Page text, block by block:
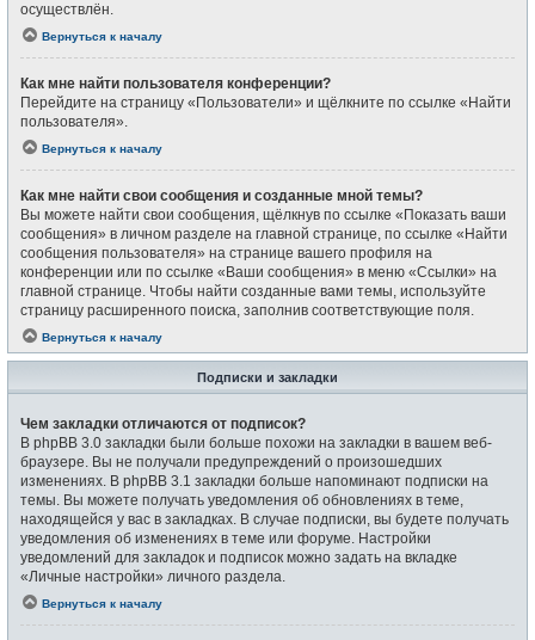
осуществлён.
Вернуться к началу
Как мне найти пользователя конференции?
Перейдите на страницу «Пользователи» и щёлкните по ссылке «Найти
пользователя».
Вернуться к началу
Как мне найти свои сообщения и созданные мной темы?
Вы можете найти свои сообщения, щёлкнув по ссылке «Показать ваши
сообщения» в личном разделе на главной странице, по ссылке «Найти
сообщения пользователя» на странице вашего профиля на
конференции или по ссылке «Ваши сообщения» в меню «Ссылки» на
главной странице. Чтобы найти созданные вами темы, используйте
страницу расширенного поиска, заполнив соответствующие поля.
Вернуться к началу
Подписки и закладки
Чем закладки отличаются от подписок?
В phpBB 3.0 закладки были больше похожи на закладки в вашем веб-
браузере. Вы не получали предупреждений о произошедших
изменениях. В phpBB 3.1 закладки больше напоминают подписки на
темы. Вы можете получать уведомления об обновлениях в теме,
находящейся у вас в закладках. В случае подписки, вы будете получать
уведомления об изменениях в теме или форуме. Настройки
уведомлений для закладок и подписок можно задать на вкладке
«Личные настройки» личного раздела.
Вернуться к началу